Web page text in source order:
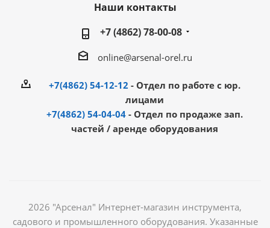
Наши контакты
+7 (4862) 78-00-08
online@arsenal-orel.ru
+7(4862) 54-12-12 - Отдел по работе с юр.
лицами
+7(4862) 54-04-04 - Отдел по продаже зап.
частей / аренде оборудования
2026 "Арсенал" Интернет-магазин инструмента,
садового и промышленного оборудования. Указанные